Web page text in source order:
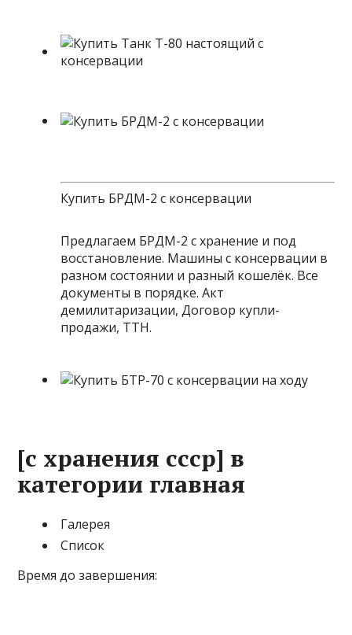
Купить БРДМ-2 с консервации
Предлагаем БРДМ-2 с хранение и под
восстановление. Машины с консервации в
разном состоянии и разный кошелёк. Все
документы в порядке. Акт
демилитаризации, Договор купли-
продажи, ТТН.
[с хранения ссср] в
категории главная
Галерея
Список
Время до завершения: